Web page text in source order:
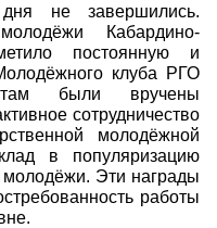
не завершились.
Кабардино-
постоянную и
клуба РГО
были вручены
сотрудничество
молодёжной
в популяризацию
молодёжи. Эти награды
работы